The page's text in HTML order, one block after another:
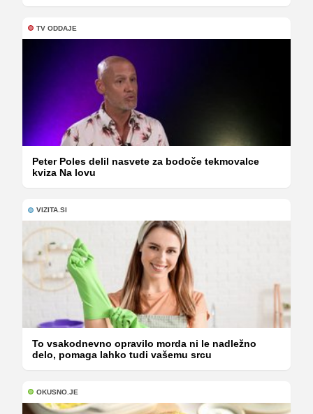
TV ODDAJE
Peter Poles delil nasvete za bodoče tekmovalce
kviza Na lovu
VIZITA.SI
To vsakodnevno opravilo morda ni le nadležno
delo, pomaga lahko tudi vašemu srcu
OKUSNO.JE